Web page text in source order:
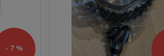
- 7 %